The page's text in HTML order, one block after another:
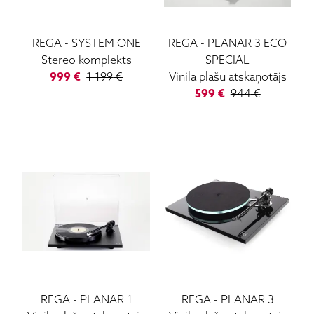
REGA- SYSTEM ONE
Stereo komplekts
999 € 1 199€
REGA - PLANAR 3 ECO
SPECIAL
Vinila plašu atskaņotājs
599€ 944€
REGA- PLANAR 1
REGA- PLANAR 3
Ortofon
Paradigm
Projecta
Sony
Vinila Plates (LP)
Ortofon DJ
Loewe